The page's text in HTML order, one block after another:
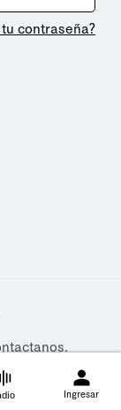
contraseña?
.
Ingresar